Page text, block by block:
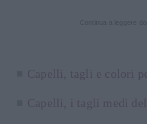
Capelli, tagli e colori
Capelli, i tagli medi